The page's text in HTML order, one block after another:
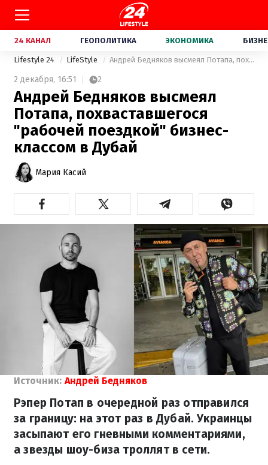
24 КАНАЛ ГЕОПОЛИТИКА ЭКОНОМИКА
Lifestyle 24 LifeStyle Андрей Бедняков высмеял Потапа, похваставшегося "рабочей поездкой" бизнес-классом в Дубай
2 декабря, 16:51 2
Андрей Бедняков высмеял
Потапа, похваставшегося
"рабочей поездкой" бизнес-
классом в Дубай
Мария Касий
Источник: Андрей Бедняков
Рэпер Потап в очередной раз отправился
за границу: на этот раз в Дубай. Украинцы
засыпают его гневными комментариями,
а звезды шоу-биза троллят в сети.